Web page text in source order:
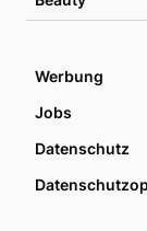
Werbung
Jobs
Datenschutz